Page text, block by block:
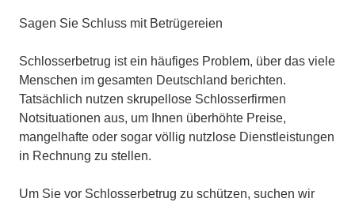
Sagen Sie Schluss mit Betrügereien
Schlosserbetrug ist ein häufiges Problem, über das viele
Menschen im gesamten Deutschland berichten.
Tatsächlich nutzen skrupellose Schlosserfirmen
Notsituationen aus, um Ihnen überhöhte Preise,
mangelhafte oder sogar völlig nutzlose Dienstleistungen
in Rechnung zu stellen.
Um Sie vor Schlosserbetrug zu schützen, suchen wir